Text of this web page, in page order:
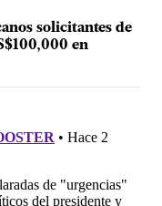
solicitantes de
en